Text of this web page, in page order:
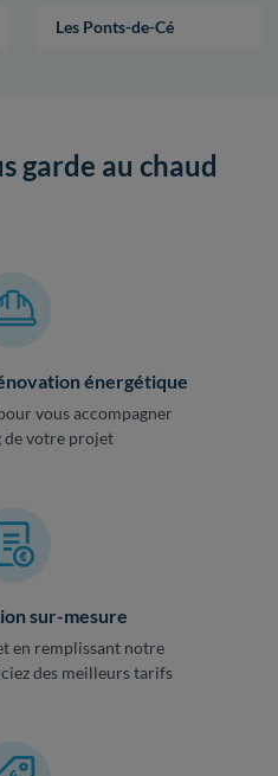
Les Ponts-de-Cé
garde au chaud
énergétique
vous accompagner
de votre projet
sur-mesure
en remplissant notre
des meilleurs tarifs